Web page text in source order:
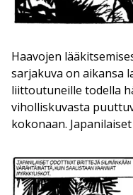
Haavojen
sarjakuva on aikansa
liittoutuneille todella
viholliskuvasta
kokonaan.